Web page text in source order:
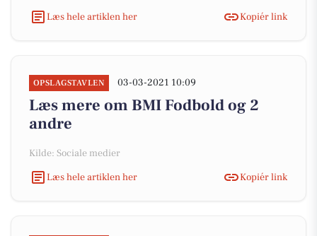
Læs hele artiklen her
Kopiér link
OPSLAGSTAVLEN 03-03-2021 10:09
Læs mere om BMI Fodbold og 2
andre
Kilde: Sociale medier
Læs hele artiklen her
Kopiér link